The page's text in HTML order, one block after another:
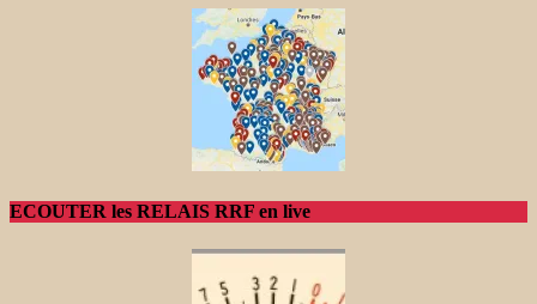
ECOUTER les RELAIS RRF en live